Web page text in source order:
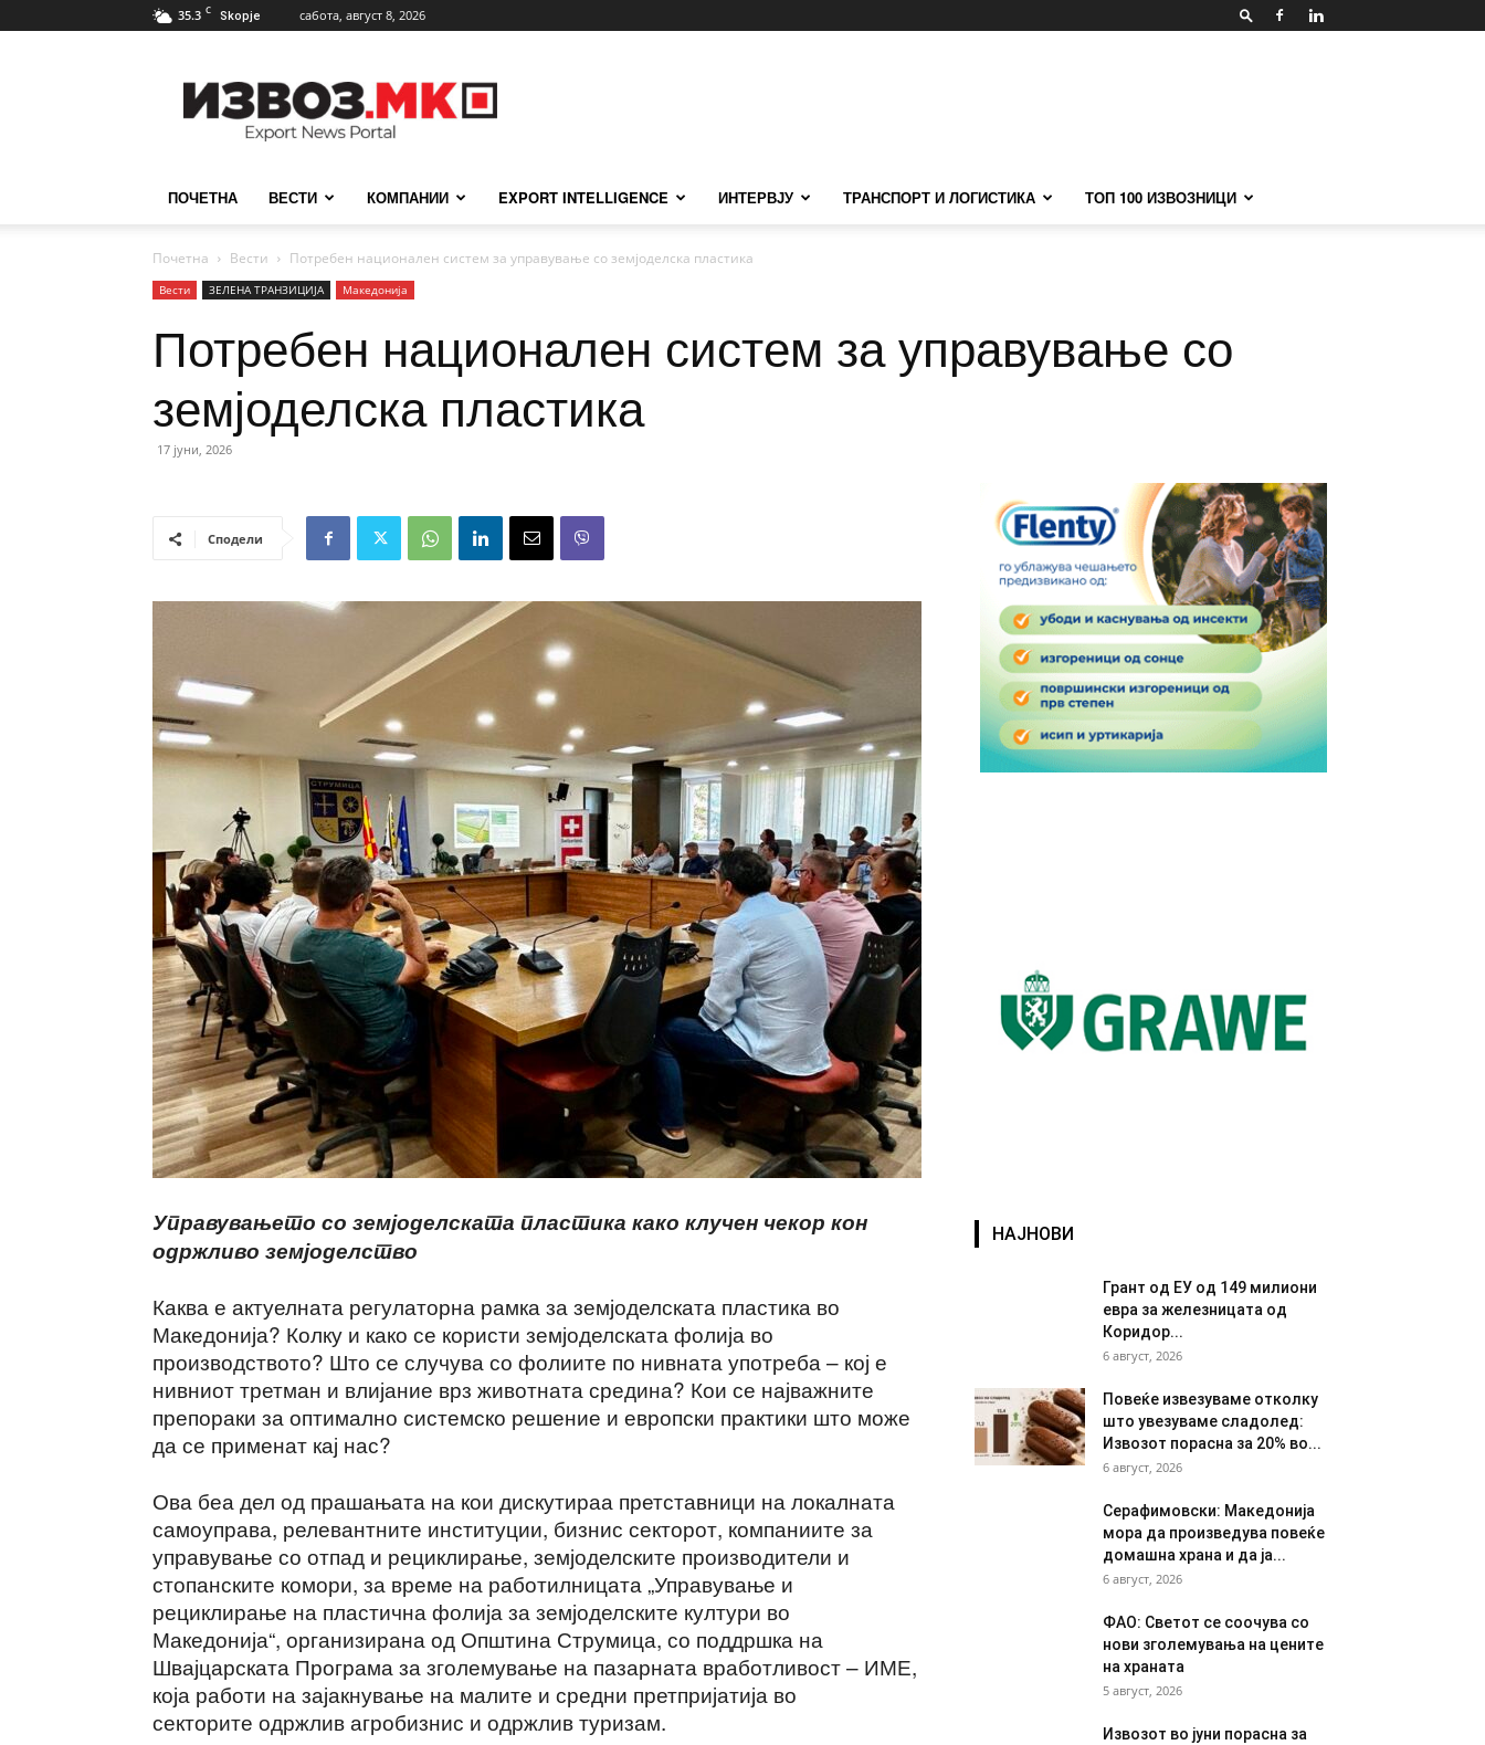
35.3 C Skopje сабота, август 8, 2026
ПОЧЕТНА ВЕСТИ КОМПАНИИ EXPORT INTELLIGENCE ИНТЕРВЈУ ТРАНСПОРТ И ЛОГИСТИКА ТОП 100 ИЗВОЗНИЦИ
Почетна Вести Потребен национален систем за управување со земјоделска пластика
Вести ЗЕЛЕНА ТРАНЗИЦИЈА Македонија
Потребен национален систем за управување со
земјоделска пластика
17 јуни, 2026
Сподели
Управувањето со земјоделската пластика како клучен чекор кон
одржливо земјоделство
Каква е актуелната регулаторна рамка за земјоделската пластика во
Македонија? Колку и како се користи земјоделската фолија во
производството? Што се случува со фолиите по нивната употреба – кој е
нивниот третман и влијание врз животната средина? Кои се најважните
препораки за оптимално системско решение и европски практики што може
да се применат кај нас?
Ова беа дел од прашањата на кои дискутираа претставници на локалната
самоуправа, релевантните институции, бизнис секторот, компаниите за
управување со отпад и рециклирање, земјоделските производители и
стопанските комори, за време на работилницата „Управување и
рециклирање на пластична фолија за земјоделските култури во
Македонија“, организирана од Општина Струмица, со поддршка на
Швајцарската Програма за зголемување на пазарната вработливост – ИМЕ,
која работи на зајакнување на малите и средни претпријатија во
секторите одржлив агробизнис и одржлив туризам.
НАЈНОВИ
Грант од ЕУ од 149 милиони
евра за железницата од
Коридор...
6 август, 2026
Повеќе извезуваме отколку
што увезуваме сладолед:
Извозот порасна за 20% во...
6 август, 2026
Серафимовски: Македонија
мора да произведува повеќе
домашна храна и да ја...
6 август, 2026
ФАО: Светот се соочува со
нови зголемувања на цените
на храната
5 август, 2026
Извозот во јуни порасна за